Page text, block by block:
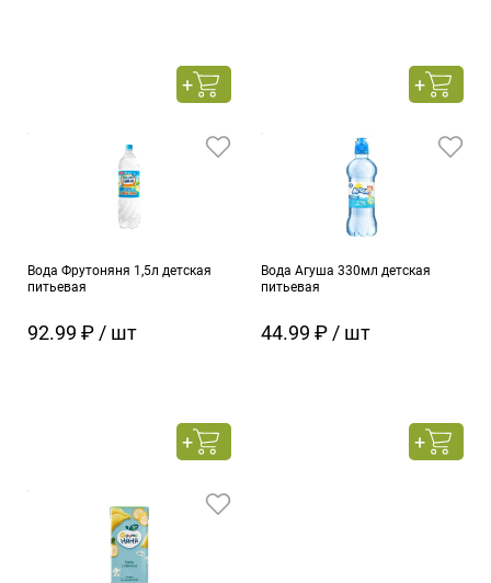
Вода Фрутоняня 1,5л детская
питьевая
92.99 ₽ / шт
Вода Агуша 330мл детская
питьевая
44.99 ₽ / шт